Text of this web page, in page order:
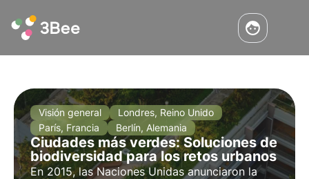
Visión general
Londres, Reino Unido
París, Francia
Berlín, Alemania
Ciudades más verdes: Soluciones de
biodiversidad para los retos urbanos
En 2015, las Naciones Unidas anunciaron la